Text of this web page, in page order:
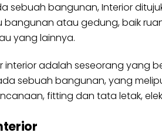
sebuah bangunan, Interior
atau gedung, baik
yang lainnya.
interior adalah seseorang yang
sebuah bangunan, yang
fitting dan tata letak,